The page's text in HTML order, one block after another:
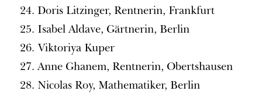
Doris Litzinger, Rentnerin, Frankfurt
Isabel Aldave, Gärtnerin, Berlin
Viktoriya Kuper
Anne Ghanem, Rentnerin, Obertshausen
Nicolas Roy, Mathematiker, Berlin